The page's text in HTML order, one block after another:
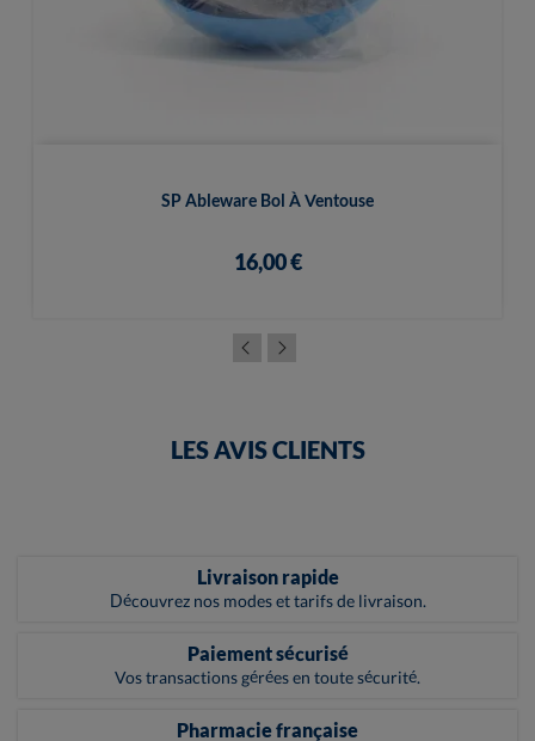
SP Ableware Bol À Ventouse
16,00 €
LES AVIS CLIENTS
Livraison rapide
Découvrez nos modes et tarifs de livraison.
Paiement sécurisé
Vos transactions gérées en toute sécurité.
Pharmacie française